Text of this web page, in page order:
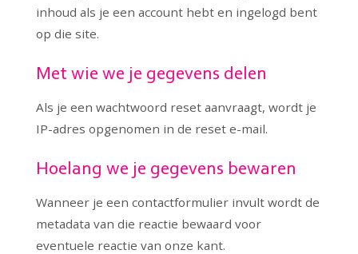
inhoud als je een account hebt en ingelogd bent
op die site.
Met wie we je gegevens delen
Als je een wachtwoord reset aanvraagt, wordt je
IP-adres opgenomen in de reset e-mail.
Hoelang we je gegevens bewaren
Wanneer je een contactformulier invult wordt de
metadata van die reactie bewaard voor
eventuele reactie van onze kant.